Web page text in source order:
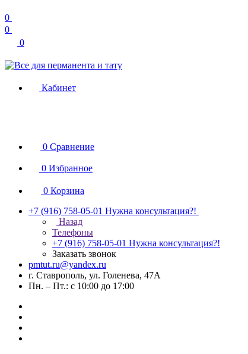
0
0
0
Кабинет
0 Сравнение
0 Избранное
0 Корзина
+7 (916) 758-05-01 Нужна консультация?!
Назад
Телефоны
+7 (916) 758-05-01 Нужна консультация?!
Заказать звонок
pmtut.ru@yandex.ru
г. Ставрополь, ул. Голенева, 47А
Пн. – Пт.: с 10:00 до 17:00